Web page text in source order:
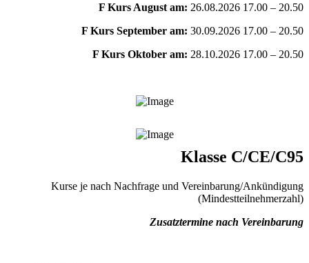
F Kurs August am: 26.08.2026 17.00 – 20.50
F Kurs September am: 30.09.2026 17.00 – 20.50
F Kurs Oktober am: 28.10.2026 17.00 – 20.50
Klasse C/CE/C95
Kurse je nach Nachfrage und Vereinbarung/Ankündigung
(Mindestteilnehmerzahl)
Zusatztermine nach Vereinbarung